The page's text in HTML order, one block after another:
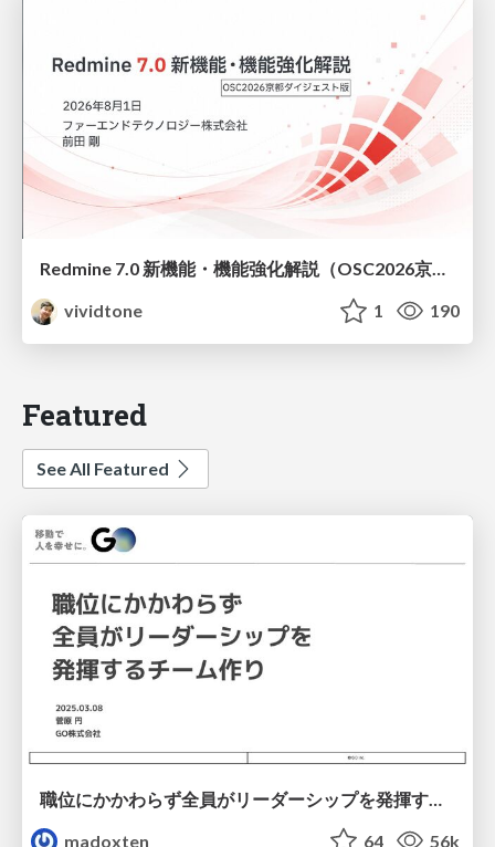
Redmine 7.0 新機能・機能強化解説（OSC2026京都ダイジェスト版）
vividtone
1 190
Featured
See All Featured
madoxten
64 56k